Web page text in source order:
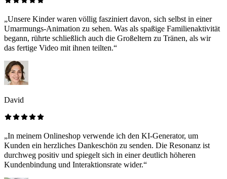
„Unsere Kinder waren völlig fasziniert davon, sich selbst in einer
Umarmungs-Animation zu sehen. Was als spaßige Familienaktivität
begann, rührte schließlich auch die Großeltern zu Tränen, als wir
das fertige Video mit ihnen teilten.“
David
„In meinem Onlineshop verwende ich den KI-Generator, um
Kunden ein herzliches Dankeschön zu senden. Die Resonanz ist
durchweg positiv und spiegelt sich in einer deutlich höheren
Kundenbindung und Interaktionsrate wider.“